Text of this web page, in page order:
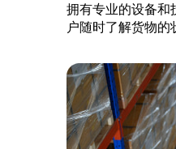
拥有专业的设备和
户随时了解货物的